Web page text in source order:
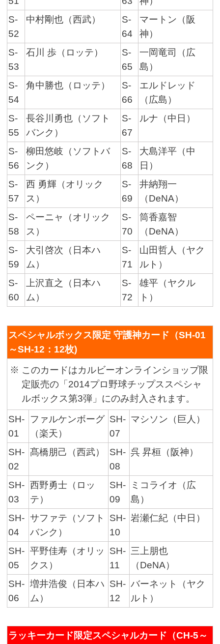
S-
52
中村剛也（西武）
S-
64
マートン（阪
神）
S-
53
石川 歩（ロッテ）
S-
65
一岡竜司（広
島）
S-
54
角中勝也（ロッテ）
S-
66
エルドレッド
（広島）
S-
55
長谷川勇也（ソフト
バンク）
S-
67
ルナ（中日）
S-
56
柳田悠岐（ソフトバ
ンク）
S-
68
大島洋平（中
日）
S-
57
西 勇輝（オリック
ス）
S-
69
井納翔一
（DeNA）
S-
58
ペーニャ（オリック
ス）
S-
70
筒香嘉智
（DeNA）
S-
59
大引啓次（日本ハ
ム）
S-
71
山田哲人（ヤク
ルト）
S-
60
上沢直之（日本ハ
ム）
S-
72
雄平（ヤクル
ト）
スペシャルボックス限定 守護神カード（SH-01
～SH-12：12枚)
※ このカードはカルビーオンラインショップ限
定販売の「2014プロ野球チップススペシャ
ルボックス第3弾」にのみ封入されます。
SH-
01
ファルケンボーグ
（楽天）
SH-
07
マシソン（巨人）
SH-
02
髙橋朋己（西武）
SH-
08
呉 昇桓（阪神）
SH-
03
西野勇士（ロッ
テ）
SH-
09
ミコライオ（広
島）
SH-
04
サファテ（ソフト
バンク）
SH-
10
岩瀬仁紀（中日）
SH-
05
平野佳寿（オリッ
クス）
SH-
11
三上朋也
（DeNA）
SH-
06
増井浩俊（日本ハ
ム）
SH-
12
バーネット（ヤク
ルト）
ラッキーカード限定スペシャルカード（CH-5～